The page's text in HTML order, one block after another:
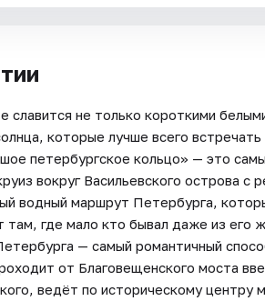
славится не только короткими
которые лучше всего
петербургское кольцо» — это
вокруг Васильевского острова с
водный маршрут Петербурга,
там, где мало кто бывал даже из его
— самый романтичный
от Благовещенского моста
ведёт по историческому